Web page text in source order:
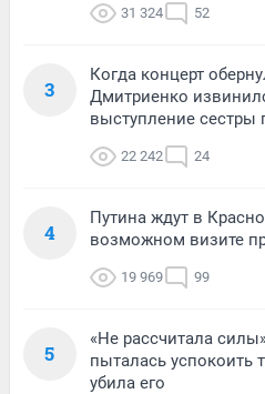
31 324 52
3
Когда концерт
Дмитриенко
выступление сестры
22 242 24
4
Путина ждут в
возможном визите
19 969 99
5
«Не рассчитала
пыталась успокоить
убила его